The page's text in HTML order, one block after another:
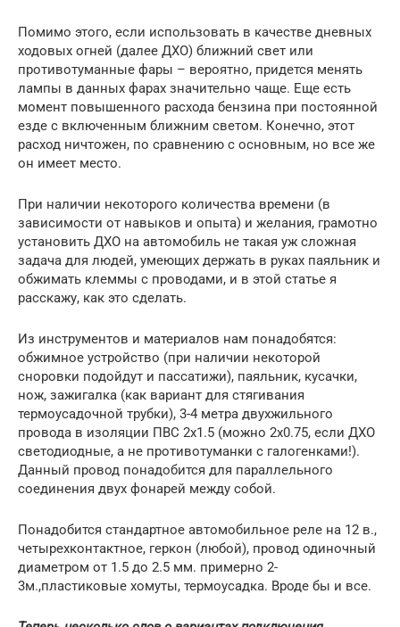
Помимо этого, если использовать в качестве дневных
ходовых огней (далее ДХО) ближний свет или
противотуманные фары – вероятно, придется менять
лампы в данных фарах значительно чаще. Еще есть
момент повышенного расхода бензина при постоянной
езде с включенным ближним светом. Конечно, этот
расход ничтожен, по сравнению с основным, но все же
он имеет место.
При наличии некоторого количества времени (в
зависимости от навыков и опыта) и желания, грамотно
установить ДХО на автомобиль не такая уж сложная
задача для людей, умеющих держать в руках паяльник и
обжимать клеммы с проводами, и в этой статье я
расскажу, как это сделать.
Из инструментов и материалов нам понадобятся:
обжимное устройство (при наличии некоторой
сноровки подойдут и пассатижи), паяльник, кусачки,
нож, зажигалка (как вариант для стягивания
термоусадочной трубки), 3-4 метра двухжильного
провода в изоляции ПВС 2х1.5 (можно 2х0.75, если ДХО
светодиодные, а не противотуманки с галогенками!).
Данный провод понадобится для параллельного
соединения двух фонарей между собой.
Понадобится стандартное автомобильное реле на 12 в.,
четырехконтактное, геркон (любой), провод одиночный
диаметром от 1.5 до 2.5 мм. примерно 2-
3м.,пластиковые хомуты, термоусадка. Вроде бы и все.